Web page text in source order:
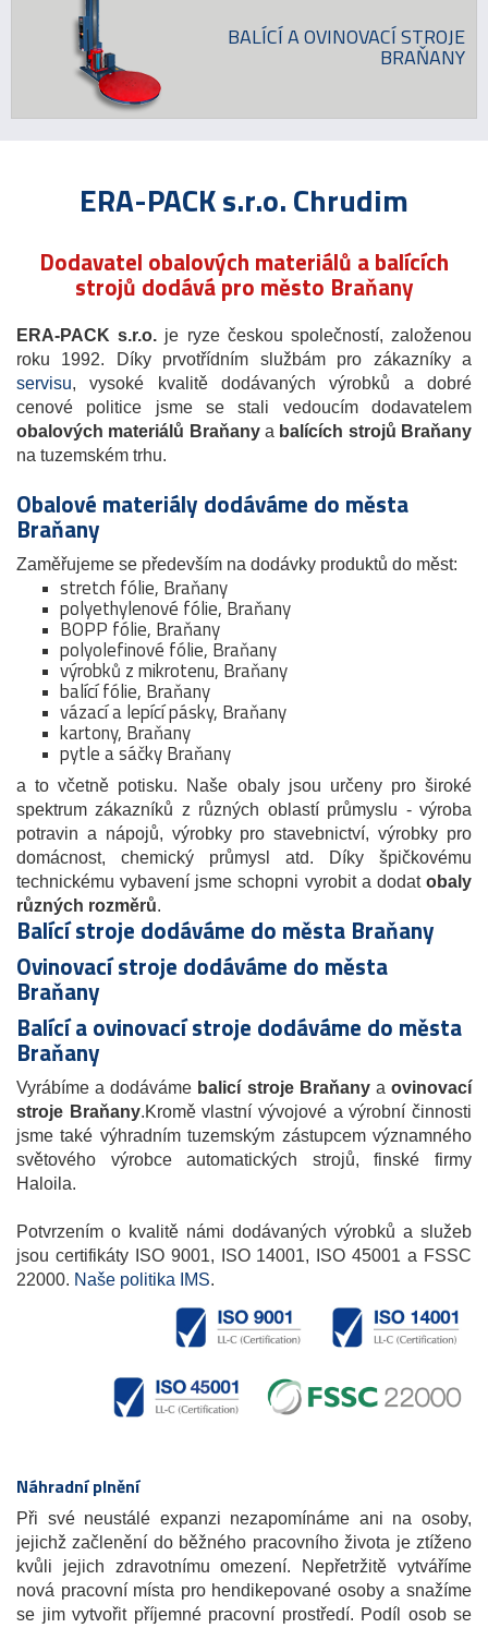
BALÍCÍ A OVINOVACÍ STROJE
BRAŇANY
ERA-PACK s.r.o. Chrudim
Dodavatel obalových materiálů a balících
strojů dodává pro město Braňany
ERA-PACK s.r.o. je ryze českou společností, založenou
roku 1992. Díky prvotřídním službám pro zákazníky a
servisu, vysoké kvalitě dodávaných výrobků a dobré
cenové politice jsme se stali vedoucím dodavatelem
obalových materiálů Braňanya balících strojů Braňany
na tuzemském trhu.
Obalové materiály dodáváme do města
Braňany
Zaměřujeme se především na dodávky produktů do měst:
stretch fólie, Braňany
polyethylenové fólie, Braňany
BOPP fólie, Braňany
polyolefinové fólie, Braňany
výrobků z mikrotenu, Braňany
balící fólie, Braňany
vázací a lepící pásky, Braňany
kartony, Braňany
pytle a sáčky Braňany
a to včetně potisku. Naše obaly jsou určeny pro široké
spektrum zákazníků z různých oblastí průmyslu - výroba
potravin a nápojů, výrobky pro stavebnictví, výrobky pro
domácnost, chemický průmysl atd. Díky špičkovému
technickému vybavení jsme schopni vyrobit a dodat obaly
různých rozměrů.
Balící stroje dodáváme do města Braňany
Ovinovací stroje dodáváme do města
Braňany
Balící a ovinovací stroje dodáváme do města
Braňany
Vyrábíme a dodáváme balicí stroje Braňanyaovinovací
stroje Braňany.Kromě vlastní vývojové a výrobní činnosti
jsme také výhradním tuzemským zástupcem významného
světového výrobce automatických strojů, finské firmy
Haloila.
Potvrzením o kvalitě námi dodávaných výrobků a služeb
jsou certifikáty ISO 9001, ISO 14001, ISO 45001 a FSSC
22000. Naše politika IMS.
Náhradní plnění
Při své neustálé expanzi nezapomínáme ani na osoby,
jejichž začlenění do běžného pracovního života je ztíženo
kvůli jejich zdravotnímu omezení. Nepřetržitě vytváříme
nová pracovní místa pro hendikepované osoby a snažíme
se jim vytvořit příjemné pracovní prostředí. Podíl osob se